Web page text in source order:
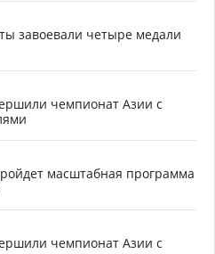
завоевали четыре медали
чемпионат Азии с
масштабная программа
чемпионат Азии с